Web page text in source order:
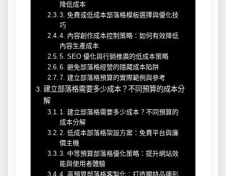
降低成本
3. 免費或低成本部落格模板選擇與優化技
巧
4. 內容創作成本控制策略：如何有效降低
內容生產成本
5. SEO 優化與行銷推廣的低成本策略
6. 避免部落格經營的隱藏成本陷阱
7. 建立部落格預算的實際範例與參考
建立部落格需要多少成本？不同預算的成本分
解
1. 建立部落格需要多少成本？不同預算的
成本分解
2. 低成本部落格架設方案：免費平台與廉
價主機
3. 中等預算部落格優化策略：提升網站效
能與使用者體驗
4. 高預算部落格客製化：打造獨特品牌形